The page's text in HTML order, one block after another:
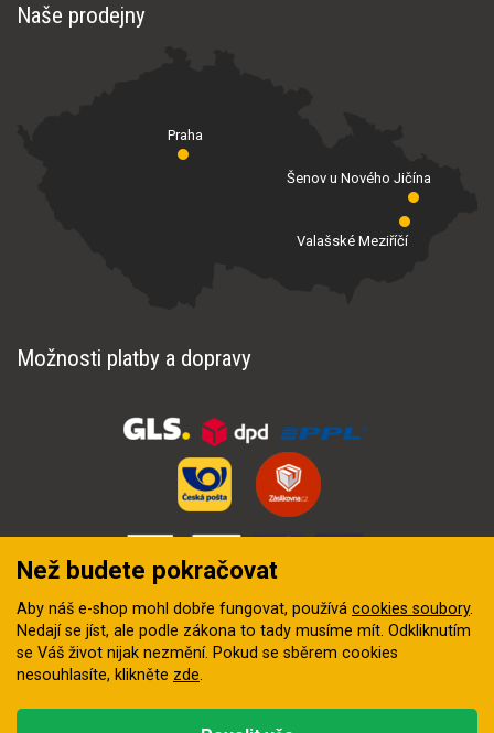
Naše prodejny
Praha
Valašské Meziříčí
Šenov u Nového Jičína
Možnosti platby a dopravy
Než budete pokračovat
Aby náš e-shop mohl dobře fungovat, používá cookies soubory.
Nedají se jíst, ale podle zákona to tady musíme mít. Odkliknutím
se Váš život nijak nezmění. Pokud se sběrem cookies
nesouhlasíte, klikněte zde.